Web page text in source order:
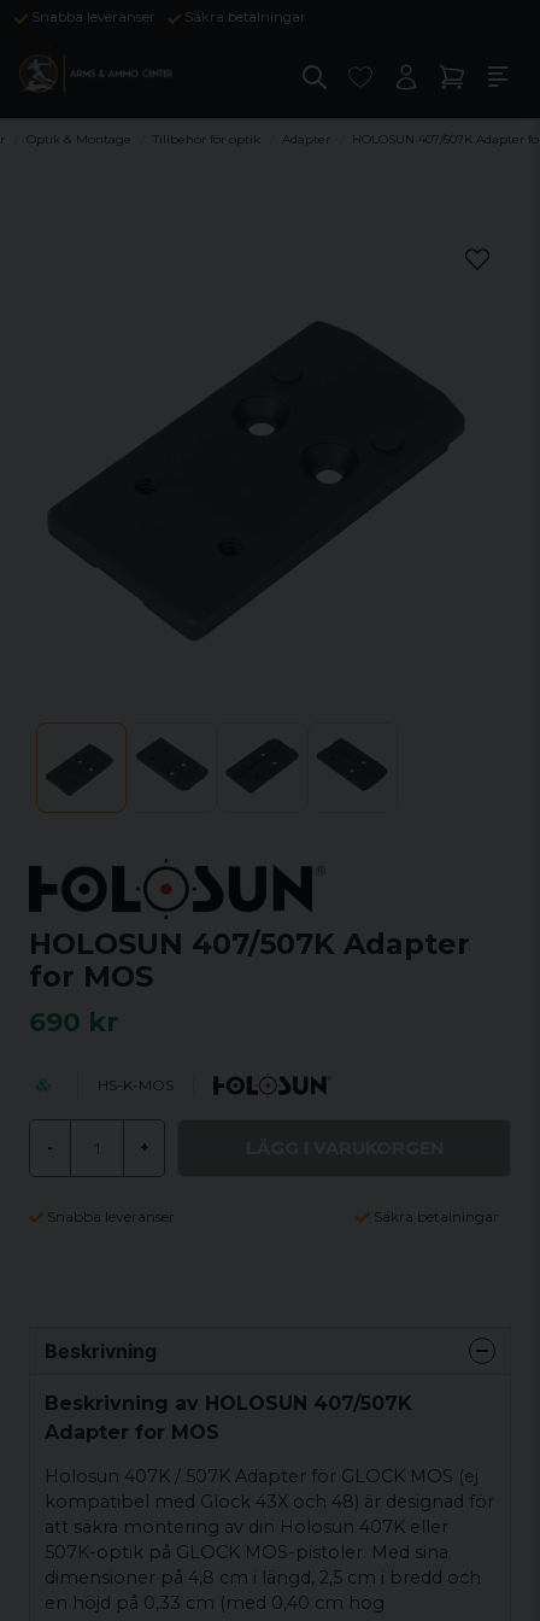
Snabba leveranser Säkra betalningar
Optik & Montage Tillbehör för optik Adapter HOLOSUN 407/507K Adapter
HOLOSUN 407/507K Adapter
for MOS
690 kr
HS-K-MOS
- +
Snabba leveranser Säkra betalningar
Beskrivning
Beskrivning av HOLOSUN 407/507K
Adapter for MOS
Holosun 407K / 507K Adapter för GLOCK MOS (ej
kompatibel med Glock 43X och 48) är designad för
att säkra montering av din Holosun 407K eller
507K-optik på GLOCK MOS-pistoler. Med sina
dimensioner på 4,8 cm i längd, 2,5 cm i bredd och
en höjd på 0,33 cm (med 0,40 cm hög